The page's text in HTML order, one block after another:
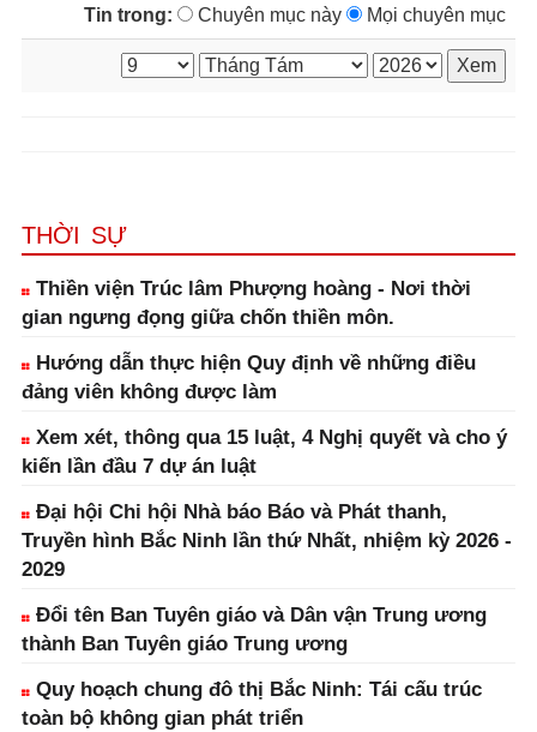
Tin trong: Chuyên mục này Mọi chuyên mục
THỜI SỰ
Thiền viện Trúc lâm Phượng hoàng - Nơi thời
gian ngưng đọng giữa chốn thiền môn.
Hướng dẫn thực hiện Quy định về những điều
đảng viên không được làm
Xem xét, thông qua 15 luật, 4 Nghị quyết và cho ý
kiến lần đầu 7 dự án luật
Đại hội Chi hội Nhà báo Báo và Phát thanh,
Truyền hình Bắc Ninh lần thứ Nhất, nhiệm kỳ 2026 -
2029
Đổi tên Ban Tuyên giáo và Dân vận Trung ương
thành Ban Tuyên giáo Trung ương
Quy hoạch chung đô thị Bắc Ninh: Tái cấu trúc
toàn bộ không gian phát triển